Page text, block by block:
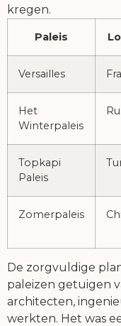
kregen.
Paleis
Versailles
Het
Winterpaleis
Topkapi
Paleis
Zomerpaleis
De zorgvuldige
paleizen getuigen
architecten,
werkten. Het was